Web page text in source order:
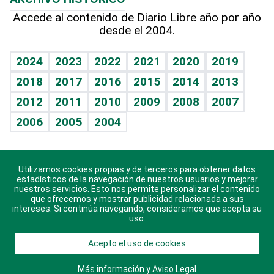
Hablando con el pediatra
Vida y familia
Eñe
Celebrando la vida
Sin complejos
En pocas palabras
Escuchando al corazón
Economía Personal
TBT Deportivo
Más firmas
Hecho en casa
Guía del dinero
Cumpleaños
Horóscopos
Crucigramas
Accede al contenido de Diario Libre año por año
desde el 2004.
2024 2023 2022 2021 2020
2019
2018
2017 2016 2015 2014
2013
2012
2011 2010 2009 2008
2007
2006
2005 2004
Descarga nuestras aplicaciones para Android, iOS y
sistema Huawei.
© 2021 Diario Libre, todos los derechos reservados.
Consulta elAviso Legal. Ponte en Contacto
Utilizamos cookies propias y de terceros para obtener datos
estadísticos de la navegación de nuestros usuarios y mejorar
nuestros servicios. Esto nos permite personalizar el contenido
que ofrecemos y mostrar publicidad relacionada a sus
intereses. Si continúa navegando, consideramos que acepta su
uso.
Acepto el uso de cookies
Más información y Aviso Legal